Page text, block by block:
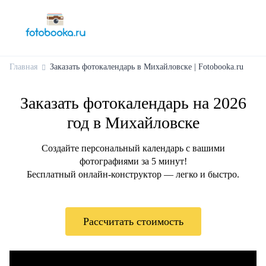
Главная Заказать фотокалендарь в Михайловске | Fotobooka.ru
Заказать фотокалендарь на 2026
год в Михайловске
Создайте персональный календарь с вашими
фотографиями за 5 минут!
Бесплатный онлайн-конструктор — легко и быстро.
Рассчитать стоимость